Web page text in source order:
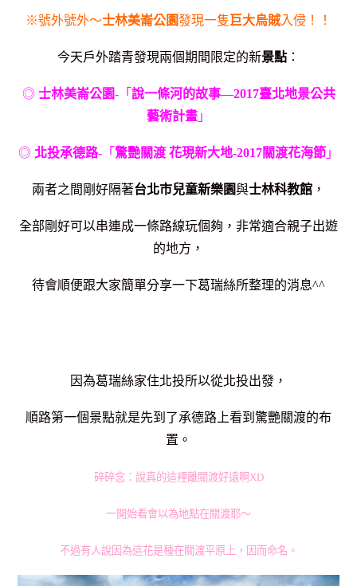
※號外號外～士林美崙公園發現一隻巨大烏賊入侵！！
今天戶外踏青發現兩個期間限定的新景點 ：
◎ 士林美崙公園-「 說一條河的故事—2017臺北地景公共
藝術計畫 」
◎ 北投承德路-「 驚艷關渡 花現新大地-2017關渡花海節 」
兩者之間剛好隔著台北市兒童新樂園與士林科教館 ，
全部剛好可以串連成一條路線玩個夠，非常適合親子出遊
的地方，
待會順便跟大家簡單分享一下葛瑞絲所整理的消息^^
因為葛瑞絲家住北投所以從北投出發，
順路第一個景點就是先到了承德路上看到驚艷關渡的布
置。
碎碎念：說真的這裡離關渡好遠啊XD
一開始看會以為地點在關渡耶～
不過有人說因為這花是種在關渡平原上，因而命名。